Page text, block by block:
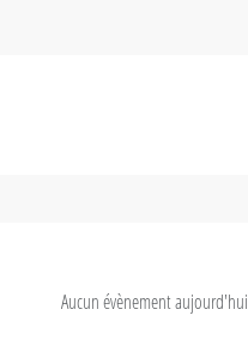
Aucun évènement aujourd'hui